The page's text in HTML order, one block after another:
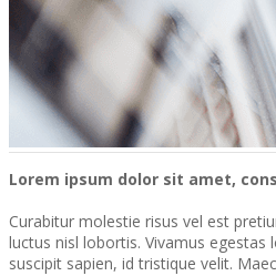
Lorem ipsum dolor sit amet,
Curabitur molestie risus vel est
luctus nisl lobortis. Vivamus
suscipit sapien, id tristique velit.